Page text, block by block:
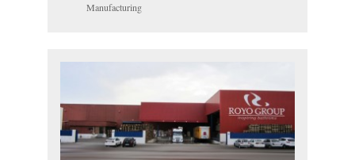
Manufacturing